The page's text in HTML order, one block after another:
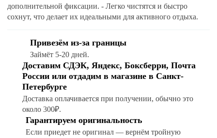
дополнительной фиксации. - Легко чистятся и быстро
сохнут, что делает их идеальными для активного отдыха.
Привезём из-за границы
Займёт 5-20 дней.
Доставим СДЭК, Яндекс, Боксберри, Почта
России или отдадим в магазине в Санкт-
Петербурге
Доставка оплачивается при получении, обычно это
около 300₽.
Гарантируем оригинальность
Если приедет не оригинал — вернём тройную